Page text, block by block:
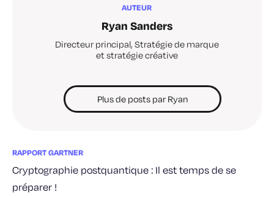
AUTEUR
Ryan Sanders
Directeur principal, Stratégie de marque
et stratégie créative
Plus de posts par Ryan
RAPPORT GARTNER
Cryptographie postquantique : Il est temps de se
préparer !